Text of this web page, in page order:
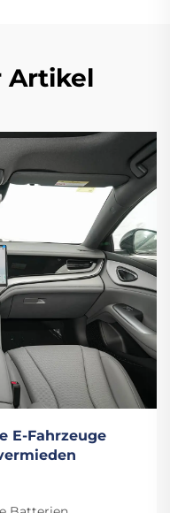
Artikel
E-Fahrzeuge